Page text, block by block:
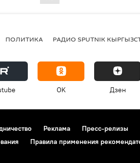
ПОЛИТИКА РАДИО SPUTNIK
OK Дзен
Реклама Пресс-релизы
Правила применения